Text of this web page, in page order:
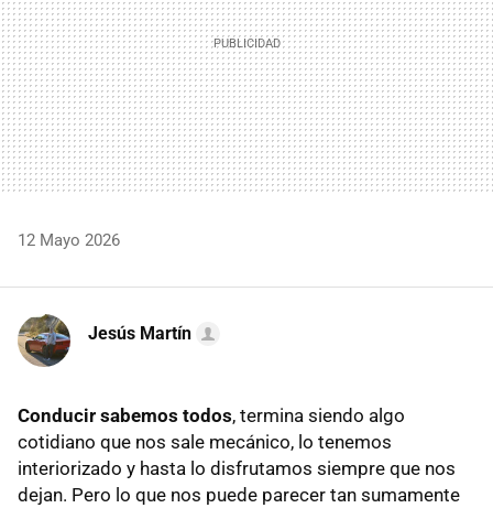
12 Mayo 2026
Jesús Martín
Conducir sabemos todos, termina siendo algo
cotidiano que nos sale mecánico, lo tenemos
interiorizado y hasta lo disfrutamos siempre que nos
dejan. Pero lo que nos puede parecer tan sumamente